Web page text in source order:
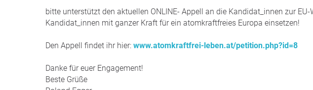
bitte unterstützt den aktuellen ONLINE- Appell an die Kandidat_innen zur
Kandidat_innen mit ganzer Kraft für ein atomkraftfreies Europa einsetzen!
Den Appell findet ihr hier: www.atomkraftfrei-leben.at/petition.php?id=8
Danke für euer Engagement!
Beste Grüße